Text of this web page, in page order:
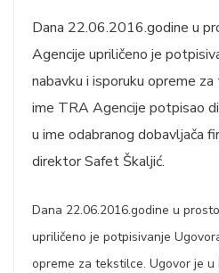
Dana 22.06.2016.godine u
Agencije upriličeno je
nabavku i isporuku opreme
ime TRA Agencije potpisao
u ime odabranog dobavljača
direktor Safet Škaljić.
Dana 22.06.2016.godine u
upriličeno je potpisivanje
opreme za tekstilce. Ugovor je u